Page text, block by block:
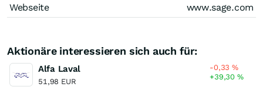
Webseite
www.sage.com
Aktionäre interessieren sich auch für:
Alfa Laval
51,98 EUR
-0,33%
+39,30%